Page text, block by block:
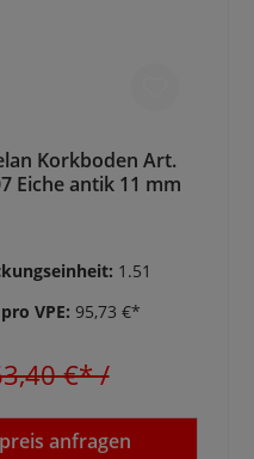
Korkboden Art.
Eiche antik 11 mm
1.51
VPE: 95,73 €*
€*/
anfragen